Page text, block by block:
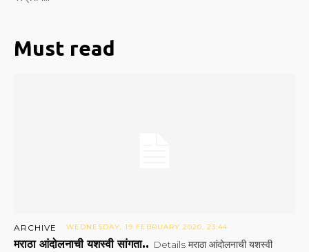
Must read
ARCHIVE WEDNESDAY, 19 FEBRUARY 2020, 23:44
मराठा आंदोलनाची यशस्वी सांगता.. Details मराठा आंदोलनाची यशस्वी